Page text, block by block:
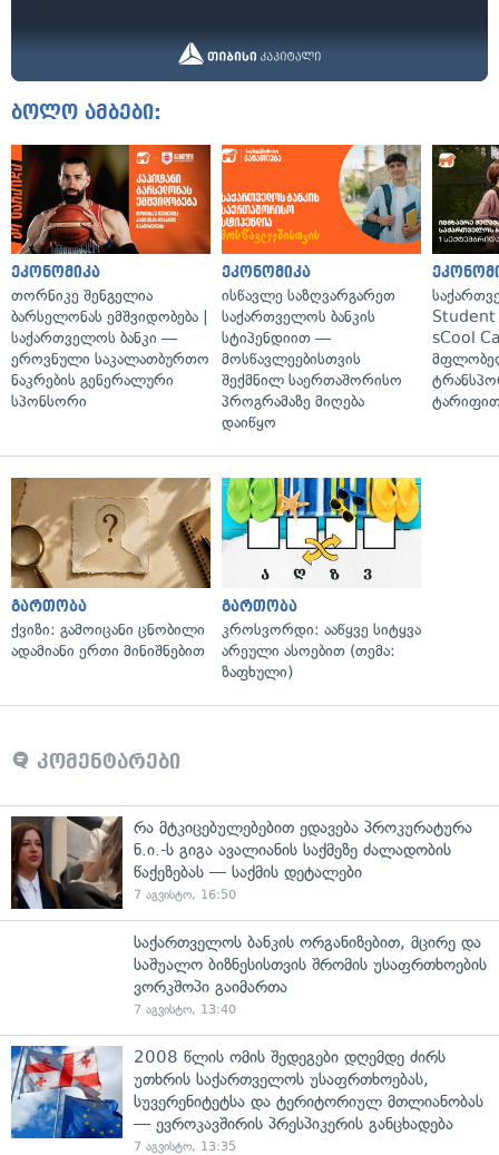
ბოლო ამბები:
ეკონომიკა
თორნიკე შენგელია
ბარსელონას ემშვიდობება |
საქართველოს ბანკი —
ეროვნული საკალათბურთო
ნაკრების გენერალური
სპონსორი
ეკონომიკა
ისწავლე საზღვარგარეთ
საქართველოს ბანკის
სტიპენდიით —
მოსწავლეებისთვის
შექმნილ საერთაშორისო
პროგრამაზე მიღება
დაიწყო
Student
sCool
გართობა
ქვიზი: გამოიცანი ცნობილი
ადამიანი ერთი მინიშნებით
გართობა
კროსვორდი: ააწყვე სიტყვა
არეული ასოებით (თემა:
ზაფხული)
კომენტარები
რა მტკიცებულებებით ედავება პროკურატურა
ნ.ი.-ს გიგა ავალიანის საქმეზე ძალადობის
წაქეზებას — საქმის დეტალები
7 აგვისტო, 16:50
საქართველოს ბანკის ორგანიზებით, მცირე და
საშუალო ბიზნესისთვის შრომის უსაფრთხოების
ვორკშოპი გაიმართა
7 აგვისტო, 13:40
2008 წლის ომის შედეგები დღემდე ძირს
უთხრის საქართველოს უსაფრთხოებას,
სუვერენიტეტსა და ტერიტორიულ მთლიანობას
— ევროკავშირის პრესპიკერის განცხადება
7 აგვისტო, 13:35